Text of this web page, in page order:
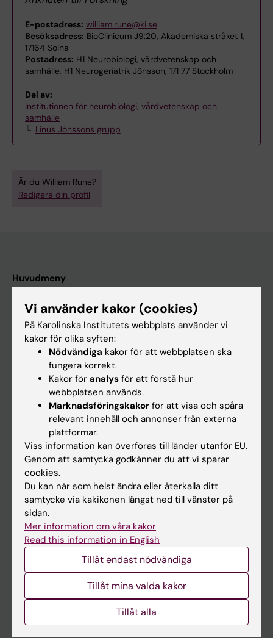
E-postadress: william.rune@ki.se
Besöksadress: BioClinicum J9:20, Akademiska stråket 1,
17164 Solna
Postadress: H1 Neurobiologi, vårdvetenskap och
samhälle, H1 Neurogeriatrik Jönsson, 171 77 Stockholm
Del av:
Institutionen för neurobiologi, vårdvetenskap och
samhälle
Linus Jönssons grupp
Är du William Rune?
Redigera din profil
Huvudmeny
Forskarutbildning
Forskning
Kalender
Student
Ladok
Canvas
Schema
Studentmejlen
Kurs- och programwebbar
Vi använder kakor (cookies)
På Karolinska Institutets webbplats använder vi
kakor för olika syften:
Nödvändiga kakor för att webbplatsen ska
fungera korrekt.
Kakor för analys för att förstå hur
webbplatsen används.
Marknadsföringskakor för att visa och spåra
relevant innehåll och annonser från externa
plattformar.
Viss information kan överföras till länder utanför EU.
Genom att samtycka godkänner du att vi sparar
cookies.
Du kan när som helst ändra eller återkalla ditt
samtycke via kakikonen längst ned till vänster på
sidan.
Mer information om våra kakor
Read this information in English
Tillåt endast nödvändiga
Tillåt mina valda kakor
Tillåt alla